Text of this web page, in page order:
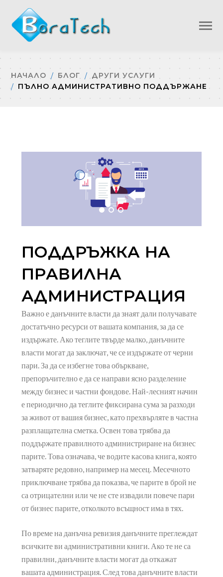
НАЧАЛО БЛОГ
ДРУГИ УСЛУГИ
ПЪЛНО АДМИНИСТРАТИВНО ПОДДЪРЖАНЕ
ПОДДРЪЖКА НА
ПРАВИЛНА
АДМИНИСТРАЦИЯ
Важно е данъчните власти да знаят дали получавате
достатъчно ресурси от вашата компания, за да се
издържате. Ако теглите твърде малко, данъчните
власти могат да заключат, че се издържате от черни
пари. За да се избегне това объркване,
препоръчително е да се направи ясно разделение
между бизнес и частни фондове. Най-лесният начин
е периодично да теглите фиксирана сума за разходи
за живот от вашия бизнес, като прехвърляте в частна
разплащателна сметка. Освен това трябва да
поддържате правилното администриране на бизнес
парите. Това означава, че водите касова книга, която
затваряте редовно, например на месец. Месечното
приключване трябва да показва, че парите в брой не
от бизнес парите, отколкото всъщност има в тях.
По време на данъчна ревизия данъчните преглеждат
всичките ви административни книги. Ако те не са